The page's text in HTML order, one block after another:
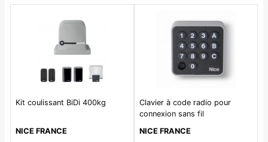
Kit coulissant BiDi 400kg
NICE FRANCE
Clavier à code radio pour
connexion sans fil
NICE FRANCE